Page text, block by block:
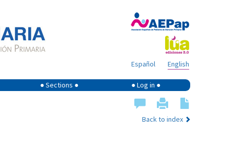
English
Español
● Sections ● ● Log in ●
Back to index